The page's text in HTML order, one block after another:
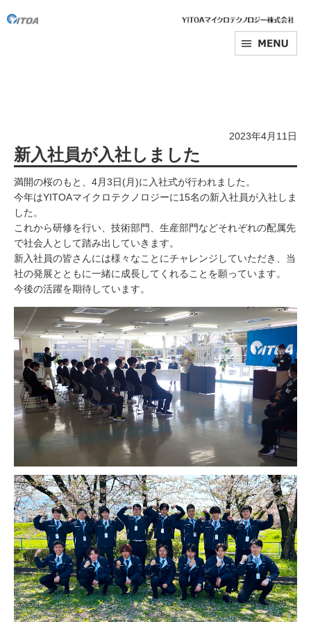
2023年4月11日
新入社員が入社しました
満開の桜のもと、4月3日(月)に入社式が行われました。
今年はYITOAマイクロテクノロジーに15名の新入社員が入社しま
した。
これから研修を行い、技術部門、生産部門などそれぞれの配属先
で社会人として踏み出していきます。
新入社員の皆さんには様々なことにチャレンジしていただき、当
社の発展とともに一緒に成長してくれることを願っています。
今後の活躍を期待しています。